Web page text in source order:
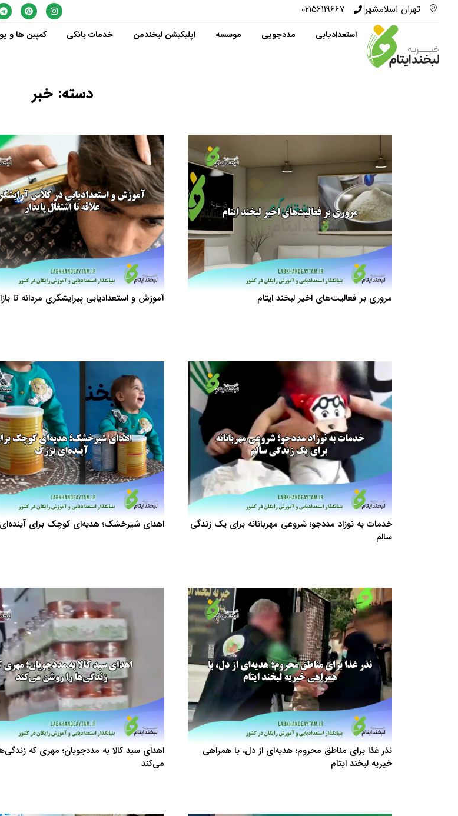
تهران اسلامشهر 02156119667
استعدادیابی مددجویی موسسه اپلیکیشن لبخندمن خدمات بانکی کمپین ها و
دسته: خبر
مروری بر فعالیت‌های اخیر لبخند ایتام آموزش و استعدادیابی پیرایشگری مردانه تا
خدمات به نوزاد مددجو؛ شروعی مهربانانه برای یک زندگی
سالم
اهدای شیرخشک؛ هدیه‌ای کوچک برای
نذر غذا برای مناطق محروم؛ هدیه‌ای از دل، با همراهی
خیریه لبخند ایتام
اهدای سبد کالا به مددجویان؛ مهری که
می‌کند